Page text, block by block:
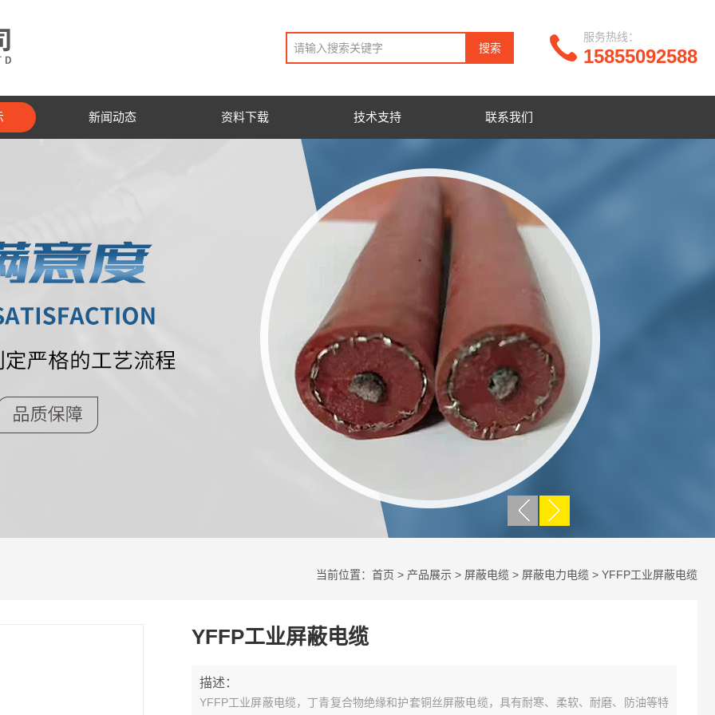
15855092588
服务热线：
新闻动态 资料下载 技术支持 联系我们
当前位置： 首页 > 产品展示 > 屏蔽电缆 > 屏蔽电力电缆 > YFFP工业屏蔽电缆
YFFP工业屏蔽电缆
描述：
YFFP工业屏蔽电缆，丁青复合物绝缘和护套铜丝屏蔽电缆，具有耐寒、柔软、耐磨、防油等特